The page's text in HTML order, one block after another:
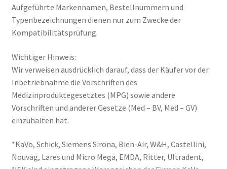
Aufgeführte Markennamen, Bestellnummern und
Typenbezeichnungen dienen nur zum Zwecke der
Kompatibilitätsprüfung.
Wichtiger Hinweis:
Wir verweisen ausdrücklich darauf, dass der Käufer vor der
Inbetriebnahme die Vorschriften des
Medizinproduktegesetztes (MPG) sowie andere
Vorschriften und anderer Gesetze (Med – BV, Med – GV)
einzuhalten hat.
*KaVo, Schick, Siemens Sirona, Bien-Air, W&H, Castellini,
Nouvag, Lares und Micro Mega, EMDA, Ritter, Ultradent,